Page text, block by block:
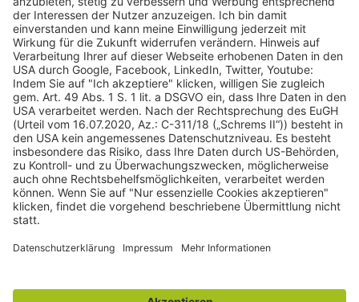
gulden röttger rechtsanwälte
Jean-Pierre-Jungels-Str.10
55126 Mainz
06131 240950
anfrage@ggr-law.com
Kontakt